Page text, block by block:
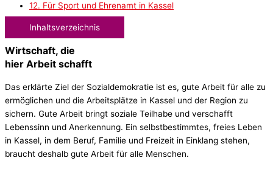
12. Für Sport und Ehrenamt in Kassel
Inhaltsverzeichnis
Wirtschaft, die
hier Arbeit schafft
Das erklärte Ziel der Sozialdemokratie ist es, gute Arbeit für alle zu
ermöglichen und die Arbeitsplätze in Kassel und der Region zu
sichern. Gute Arbeit bringt soziale Teilhabe und verschafft
Lebenssinn und Anerkennung. Ein selbstbestimmtes, freies Leben
in Kassel, in dem Beruf, Familie und Freizeit in Einklang stehen,
braucht deshalb gute Arbeit für alle Menschen.